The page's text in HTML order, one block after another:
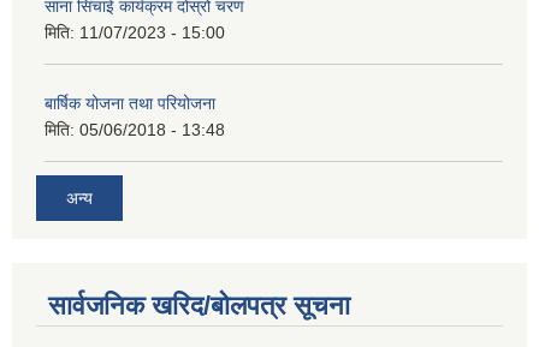
साना सिंचाई कार्यक्रम दोस्रो चरण
मिति: 11/07/2023 - 15:00
बार्षिक योजना तथा परियोजना
मिति: 05/06/2018 - 13:48
अन्य
सार्वजनिक खरिद/बोलपत्र सूचना